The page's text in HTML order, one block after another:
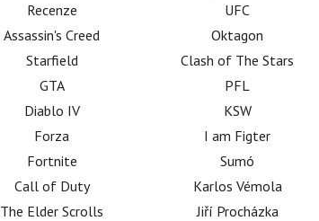
Recenze
Assassin's Creed
Starfield
GTA
Diablo IV
Forza
Fortnite
Call of Duty
The Elder Scrolls
UFC
Oktagon
Clash of The Stars
PFL
KSW
I am Figter
Sumó
Karlos Vémola
Jiří Procházka